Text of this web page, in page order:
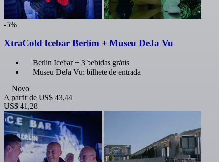
-5%
XtraCold Icebar Berlim + Museu DeJa Vu
Berlin Icebar + 3 bebidas grátis
Museu DeJa Vu: bilhete de entrada
Novo
A partir de US$ 43,44
US$ 41,28